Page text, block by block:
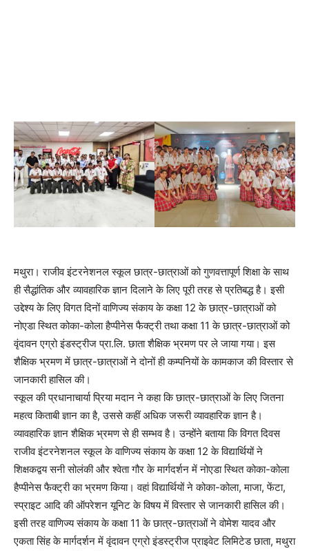
मथुरा। राजीव इंटरनेशनल स्कूल छात्र-छात्राओं को गुणवत्तापूर्ण शिक्षा के साथ
ही सैद्धांतिक और व्यावहारिक ज्ञान दिलाने के लिए पूरी तरह से प्रतिबद्ध है। इसी
उद्देश्य के लिए विगत दिनों वाणिज्य संकाय के कक्षा 12 के छात्र-छात्राओं को
नोएडा स्थित कोका-कोला हैप्पीनेस फैक्ट्री तथा कक्षा 11 के छात्र-छात्राओं को
वृंदावन एग्रो इंडस्ट्रीज प्रा.लि. छाता शैक्षिक भ्रमण पर ले जाया गया। इस
शैक्षिक भ्रमण में छात्र-छात्राओं ने दोनों ही कम्पनियों के कामकाज की विस्तार से
जानकारी हासिल की।
स्कूल की प्रधानाचार्या प्रिया मदान ने कहा कि छात्र-छात्राओं के लिए जितना
महत्व किताबी ज्ञान का है, उससे कहीं अधिक जरूरी व्यावहारिक ज्ञान है।
व्यावहारिक ज्ञान शैक्षिक भ्रमण से ही सम्भव है। उन्होंने बताया कि विगत दिवस
राजीव इंटरनेशनल स्कूल के वाणिज्य संकाय के कक्षा 12 के विद्यार्थियों ने
शिक्षकद्वय सनी सोलंकी और श्वेता गौर के मार्गदर्शन में नोएडा स्थित कोका-कोला
हैप्पीनेस फैक्ट्री का भ्रमण किया। वहां विद्यार्थियों ने कोका-कोला, माजा, फेंटा,
स्प्राइट आदि की ऑपरेशन यूनिट के विषय में विस्तार से जानकारी हासिल की।
इसी तरह वाणिज्य संकाय के कक्षा 11 के छात्र-छात्राओं ने वोमेश यादव और
एकता सिंह के मार्गदर्शन में वृंदावन एग्रो इंडस्ट्रीज प्राइवेट लिमिटेड छाता, मथुरा